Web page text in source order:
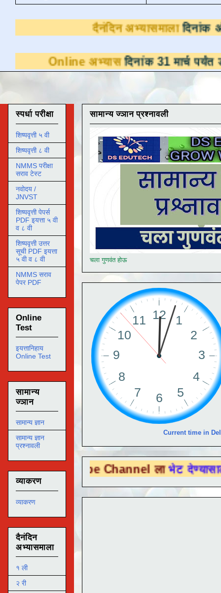
दैनंदिन
अभ्यासदिनांक 31 मार्च पर्यंत
सामान्य ज्ञान प्रश्नावली
चला गुणवंत होऊ
Current time in
Tube Channel लाभेट देण्यासाठी येथे
स्पर्धा परीक्षा
शिष्यवृत्ती ५ वी
शिष्यवृत्ती ८ वी
NMMS परीक्षा
सराव टेस्ट
नवोदय /
JNVST
शिष्यवृत्ती पेपर्स
PDF इयत्ता ५ वी
व ८ वी
शिष्यवृत्ती उत्तर
सूची PDF इयत्ता
५ वी व ८ वी
NMMS सराव
पेपर PDF
Online
Test
इयत्तानिहाय
Online Test
सामान्य
ज्ञान
सामान्य ज्ञान
सामान्य ज्ञान
प्रश्नावली
व्याकरण
व्याकरण
दैनंदिन
अभ्यासमाला
१ ली
२ री